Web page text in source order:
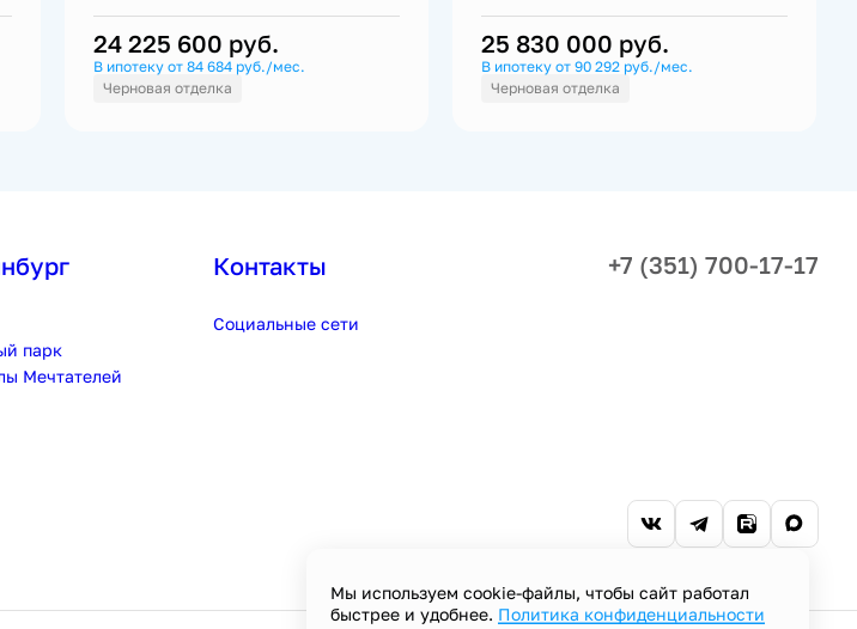
24 225 600 руб.
В ипотеку от 84 684 руб./мес.
Черновая отделка
25 830 000 руб.
В ипотеку от 90 292 руб./мес.
Черновая отделка
парк
Мечтателей
Контакты
Социальные сети
+7 (351) 700-17-17
Мы используем cookie-файлы, чтобы сайт работал
быстрее и удобнее. Политика конфиденциальности